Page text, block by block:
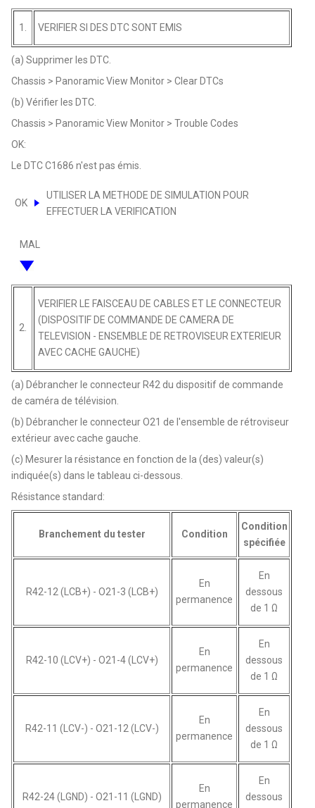
1. VERIFIER SI DES DTC SONT EMIS
(a) Supprimer les DTC.
Chassis > Panoramic View Monitor > Clear DTCs
(b) Vérifier les DTC.
Chassis > Panoramic View Monitor > Trouble Codes
OK:
Le DTC C1686 n'est pas émis.
OK
UTILISER LA METHODE DE SIMULATION POUR
EFFECTUER LA VERIFICATION
MAL
2.
VERIFIER LE FAISCEAU DE CABLES ET LE CONNECTEUR
(DISPOSITIF DE COMMANDE DE CAMERA DE
TELEVISION - ENSEMBLE DE RETROVISEUR EXTERIEUR
AVEC CACHE GAUCHE)
(a) Débrancher le connecteur R42 du dispositif de commande
de caméra de télévision.
(b) Débrancher le connecteur O21 de l'ensemble de rétroviseur
extérieur avec cache gauche.
(c) Mesurer la résistance en fonction de la (des) valeur(s)
indiquée(s) dans le tableau ci-dessous.
Résistance standard:
Branchement du tester Condition
Condition
spécifiée
R42-12 (LCB+) - O21-3 (LCB+)
En
permanence
En
dessous
de 1 Ω
R42-10 (LCV+) - O21-4 (LCV+)
En
permanence
En
dessous
de 1 Ω
R42-11 (LCV-) - O21-12 (LCV-)
En
permanence
En
dessous
de 1 Ω
R42-24 (LGND) - O21-11 (LGND)
En
permanence
En
dessous